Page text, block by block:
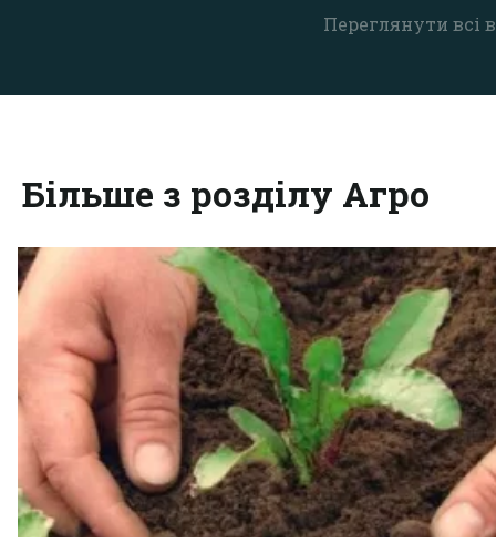
Переглянути всі
Більше з розділу Агро